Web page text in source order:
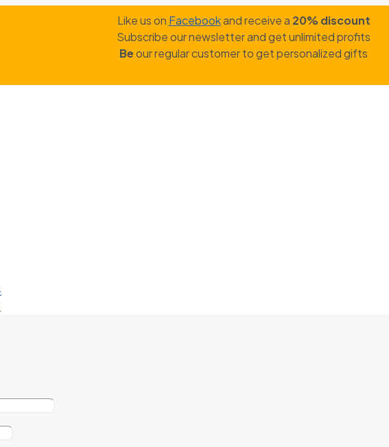
Like us on Facebookand receive a 20% discount
Subscribe our newsletter and get unlimited profits
Beour regular customer to get personalized gifts